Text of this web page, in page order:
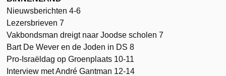
Nieuwsberichten 4-6
Lezersbrieven 7
Vakbondsman dreigt naar Joodse scholen 7
Bart De Wever en de Joden in DS 8
Pro-Israëldag op Groenplaats 10-11
Interview met André Gantman 12-14